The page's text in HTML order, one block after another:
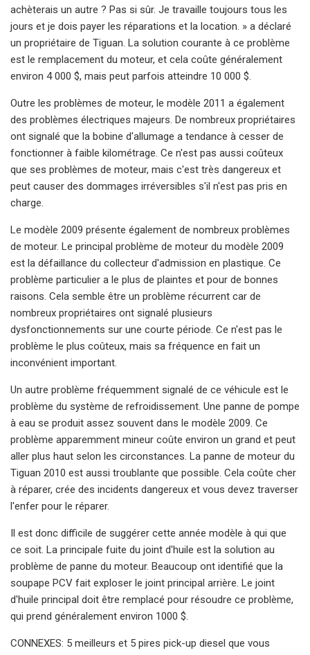
achèterais un autre ? Pas si sûr. Je travaille toujours tous les
jours et je dois payer les réparations et la location. » a déclaré
un propriétaire de Tiguan. La solution courante à ce problème
est le remplacement du moteur, et cela coûte généralement
environ 4 000 $, mais peut parfois atteindre 10 000 $.
Outre les problèmes de moteur, le modèle 2011 a également
des problèmes électriques majeurs. De nombreux propriétaires
ont signalé que la bobine d'allumage a tendance à cesser de
fonctionner à faible kilométrage. Ce n'est pas aussi coûteux
que ses problèmes de moteur, mais c'est très dangereux et
peut causer des dommages irréversibles s'il n'est pas pris en
charge.
Le modèle 2009 présente également de nombreux problèmes
de moteur. Le principal problème de moteur du modèle 2009
est la défaillance du collecteur d'admission en plastique. Ce
problème particulier a le plus de plaintes et pour de bonnes
raisons. Cela semble être un problème récurrent car de
nombreux propriétaires ont signalé plusieurs
dysfonctionnements sur une courte période. Ce n'est pas le
problème le plus coûteux, mais sa fréquence en fait un
inconvénient important.
Un autre problème fréquemment signalé de ce véhicule est le
problème du système de refroidissement. Une panne de pompe
à eau se produit assez souvent dans le modèle 2009. Ce
problème apparemment mineur coûte environ un grand et peut
aller plus haut selon les circonstances. La panne de moteur du
Tiguan 2010 est aussi troublante que possible. Cela coûte cher
à réparer, crée des incidents dangereux et vous devez traverser
l'enfer pour le réparer.
Il est donc difficile de suggérer cette année modèle à qui que
ce soit. La principale fuite du joint d'huile est la solution au
problème de panne du moteur. Beaucoup ont identifié que la
soupape PCV fait exploser le joint principal arrière. Le joint
d'huile principal doit être remplacé pour résoudre ce problème,
qui prend généralement environ 1000 $.
CONNEXES: 5 meilleurs et 5 pires pick-up diesel que vous